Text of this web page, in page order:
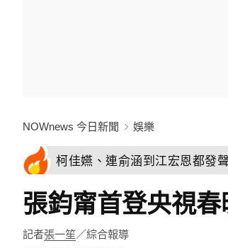
NOWnews 今日新聞 娛樂
柯佳嬿、連俞涵到江宏恩都發
張鈞甯首登央視
記者張一笙／綜合報導